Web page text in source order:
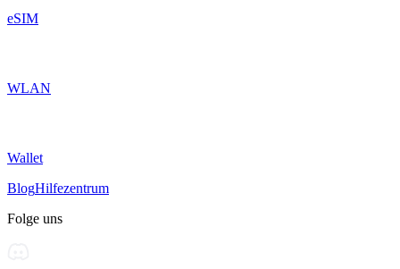
eSIM
WLAN
Wallet
BlogHilfezentrum
Folge uns